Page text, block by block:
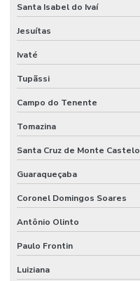
Santa Isabel do Ivaí
Jesuítas
Ivaté
Tupãssi
Campo do Tenente
Tomazina
Santa Cruz de Monte Castelo
Guaraqueçaba
Coronel Domingos Soares
Antônio Olinto
Paulo Frontin
Luiziana